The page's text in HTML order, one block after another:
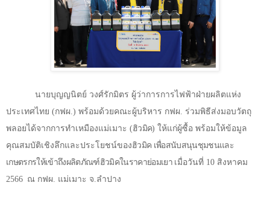
นายบุญญนิตย์ วงศ์รักมิตร ผู้ว่าการการไฟฟ้าฝ่ายผลิตแห่ง
ประเทศไทย (กฟผ.) พร้อมด้วยคณะผู้บริหาร กฟผ. ร่วมพิธีส่งมอบวัตถุ
พลอยได้จากการทำเหมืองแม่เมาะ (ฮิวมิค) ให้แก่ผู้ซื้อ พร้อมให้ข้อมูล
คุณสมบัติเชิงลึกและประโยชน์ของฮิวมิค เพื่อสนับสนุนชุมชนและ
เกษตรกรให้เข้าถึงผลิตภัณฑ์ฮิวมิคในราคาย่อมเยา เมื่อวันที่ 10 สิงหาคม
2566 ณ กฟผ. แม่เมาะ จ.ลำปาง